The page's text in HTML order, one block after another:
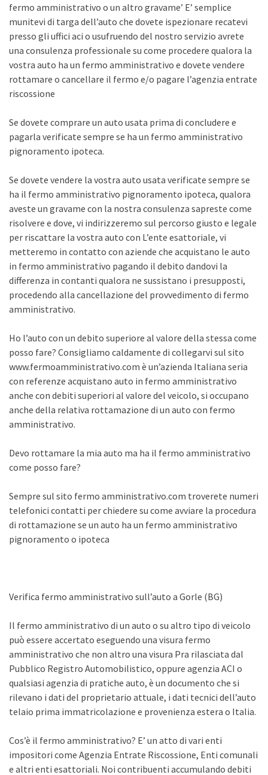
fermo amministrativo o un altro gravame’ E’ semplice
munitevi di targa dell’auto che dovete ispezionare recatevi
presso gli uffici aci o usufruendo del nostro servizio avrete
una consulenza professionale su come procedere qualora la
vostra auto ha un fermo amministrativo e dovete vendere
rottamare o cancellare il fermo e/o pagare l’agenzia entrate
riscossione
Se dovete comprare un auto usata prima di concludere e
pagarla verificate sempre se ha un fermo amministrativo
pignoramento ipoteca.
Se dovete vendere la vostra auto usata verificate sempre se
ha il fermo amministrativo pignoramento ipoteca, qualora
aveste un gravame con la nostra consulenza sapreste come
risolvere e dove, vi indirizzeremo sul percorso giusto e legale
per riscattare la vostra auto con L’ente esattoriale, vi
metteremo in contatto con aziende che acquistano le auto
in fermo amministrativo pagando il debito dandovi la
differenza in contanti qualora ne sussistano i presupposti,
procedendo alla cancellazione del provvedimento di fermo
amministrativo.
Ho l’auto con un debito superiore al valore della stessa come
posso fare? Consigliamo caldamente di collegarvi sul sito
www.fermoamministrativo.com è un’azienda Italiana seria
con referenze acquistano auto in fermo amministrativo
anche con debiti superiori al valore del veicolo, si occupano
anche della relativa rottamazione di un auto con fermo
amministrativo.
Devo rottamare la mia auto ma ha il fermo amministrativo
come posso fare?
Sempre sul sito fermo amministrativo.com troverete numeri
telefonici contatti per chiedere su come avviare la procedura
di rottamazione se un auto ha un fermo amministrativo
pignoramento o ipoteca
Verifica fermo amministrativo sull’auto a Gorle (BG)
Il fermo amministrativo di un auto o su altro tipo di veicolo
può essere accertato eseguendo una visura fermo
amministrativo che non altro una visura Pra rilasciata dal
Pubblico Registro Automobilistico, oppure agenzia ACI o
qualsiasi agenzia di pratiche auto, è un documento che si
rilevano i dati del proprietario attuale, i dati tecnici dell’auto
telaio prima immatricolazione e provenienza estera o Italia.
Cos’è il fermo amministrativo? E’ un atto di vari enti
impositori come Agenzia Entrate Riscossione, Enti comunali
e altri enti esattoriali. Noi contribuenti accumulando debiti